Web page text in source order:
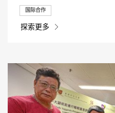
国际合作
探索更多